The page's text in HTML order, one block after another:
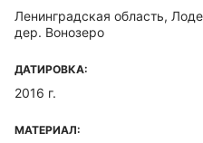
Ленинградская область,
дер. Вонозеро
ДАТИРОВКА:
2016 г.
МАТЕРИАЛ: